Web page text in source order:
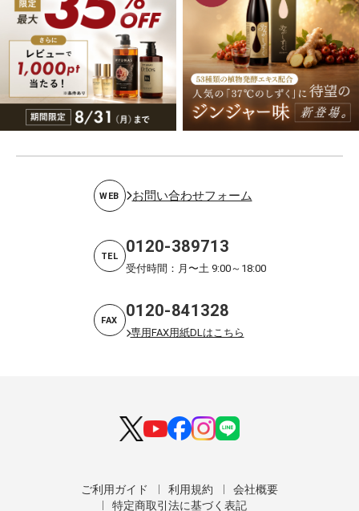
WEB お問い合わせフォーム
TEL 0120-389713
受付時間：月〜土 9:00～18:00
FAX 0120-841328
専用FAX用紙DLはこちら
ご利用ガイド 利用規約
会社概要
特定商取引法に基づく表記